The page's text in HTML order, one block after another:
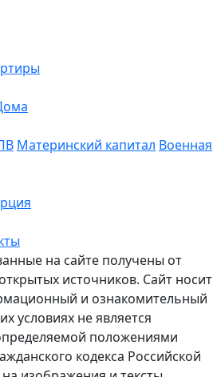
Материнский капитал Военная
на сайте получены от
источников. Сайт носит
и ознакомительный
условиях не является
положениями
кодекса Российской